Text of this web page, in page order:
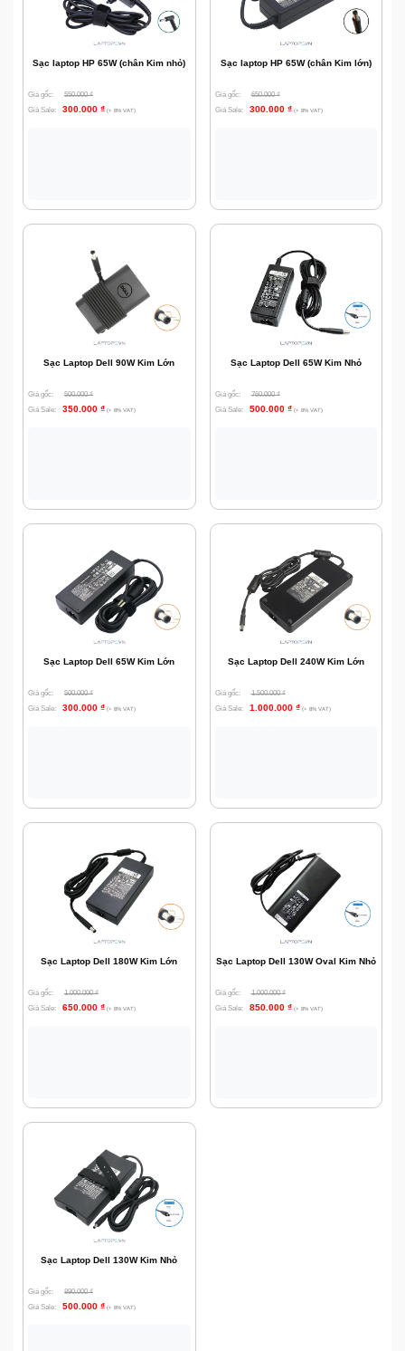
Sạc laptop HP 65W (chân Kim nhỏ)
Giá gốc: 550.000₫
Giá Sale:
300.000 ₫ (+ 8% VAT)
Sạc laptop HP 65W (chân Kim lớn)
Giá gốc: 650.000₫
Giá Sale:
300.000 ₫ (+ 8% VAT)
Sạc Laptop Dell 90W Kim Lớn
Giá gốc: 500.000₫
Giá Sale:
350.000 ₫ (+ 8% VAT)
Sạc Laptop Dell 65W Kim Nhỏ
Giá gốc: 760.000₫
Giá Sale:
500.000 ₫ (+ 8% VAT)
Sạc Laptop Dell 65W Kim Lớn
Giá gốc: 500.000₫
Giá Sale:
300.000 ₫ (+ 8% VAT)
Sạc Laptop Dell 240W Kim Lớn
Giá gốc: 1.500.000₫
Giá Sale:
1.000.000 ₫ (+ 8% VAT)
Sạc Laptop Dell 180W Kim Lớn
Giá gốc: 1.000.000₫
Giá Sale:
650.000 ₫ (+ 8% VAT)
Sạc Laptop Dell 130W Oval Kim Nhỏ
Giá gốc: 1.000.000₫
Giá Sale:
850.000 ₫ (+ 8% VAT)
Sạc Laptop Dell 130W Kim Nhỏ
Giá gốc: 890.000₫
Giá Sale:
500.000 ₫ (+ 8% VAT)